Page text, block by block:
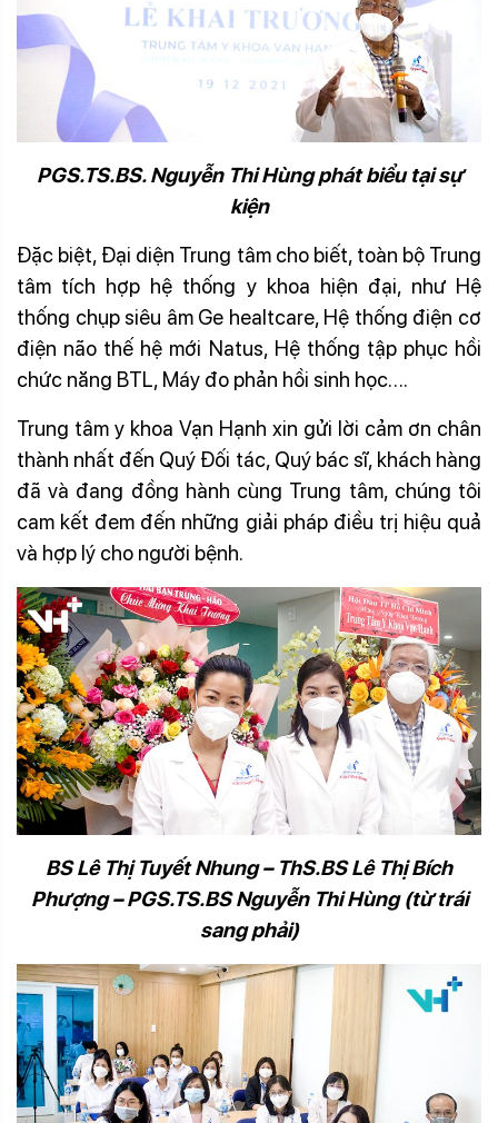
PGS.TS.BS. Nguyễn Thi Hùng phát biểu tại sự
kiện
Đặc biệt, Đại diện Trung tâm cho biết, toàn bộ Trung
tâm tích hợp hệ thống y khoa hiện đại, như Hệ
thống chụp siêu âm Ge healtcare, Hệ thống điện cơ
điện não thế hệ mới Natus, Hệ thống tập phục hồi
chức năng BTL, Máy đo phản hồi sinh học….
Trung tâm y khoa Vạn Hạnh xin gửi lời cảm ơn chân
thành nhất đến Quý Đối tác, Quý bác sĩ, khách hàng
đã và đang đồng hành cùng Trung tâm, chúng tôi
cam kết đem đến những giải pháp điều trị hiệu quả
và hợp lý cho người bệnh.
BS Lê Thị Tuyết Nhung – ThS.BS Lê Thị Bích
Phượng –PGS.TS.BS Nguyễn Thi Hùng (từ trái
sang phải)